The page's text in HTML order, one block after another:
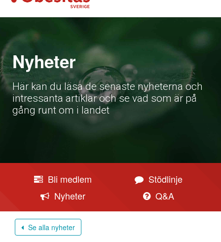
Nyheter
Här kan du läsa de senaste nyheterna och
intressanta artiklar och se vad som är på
gång runt om i landet
Bli medlem
Stödlinje
Nyheter
Q&A
Se alla nyheter